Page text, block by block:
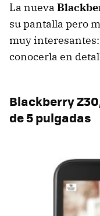
La nueva
su pantalla pero
muy
conocerla en
Blackberry
de 5 pulgadas